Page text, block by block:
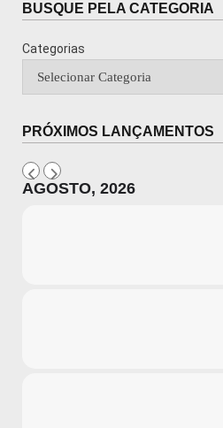
BUSQUE PELA CATEGORIA
Categorias
PRÓXIMOS LANÇAMENTOS
AGOSTO, 2026